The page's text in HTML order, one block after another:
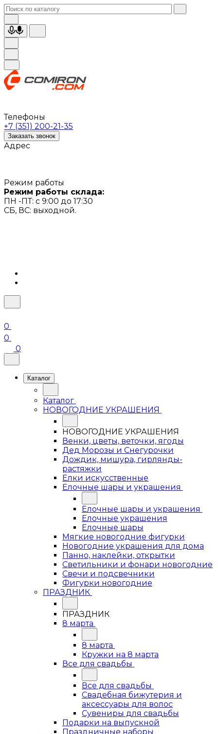
Телефоны
+7 (351) 200-21-35
Заказать звонок
Адрес
Режим работы
Режим работы склада:
ПН -ПТ: с 9:00 до 17:30
СБ, ВС: выходной.
0
0
0
Каталог
Каталог
НОВОГОДНИЕ УКРАШЕНИЯ
НОВОГОДНИЕ УКРАШЕНИЯ
Венки, цветы, веточки, ягоды
Дед Морозы и Снегурочки
Дождик, мишура, гирлянды-
растяжки
Елки искусственные
Елочные шары и украшения
Елочные шары и украшения
Елочные украшения
Елочные шары
Мягкие новогодние фигурки
Новогодние украшения для дома
Панно, наклейки, открытки
Светильники и фонари новогодние
Свечи и подсвечники
Фигурки новогодние
ПРАЗДНИК
ПРАЗДНИК
8 марта
8 марта
Кружки на 8 марта
Все для свадьбы
Все для свадьбы
Свадебная бижутерия и
аксессуары для волос
Сувениры для свадьбы
Подарки на выпускной
Праздничные наборы